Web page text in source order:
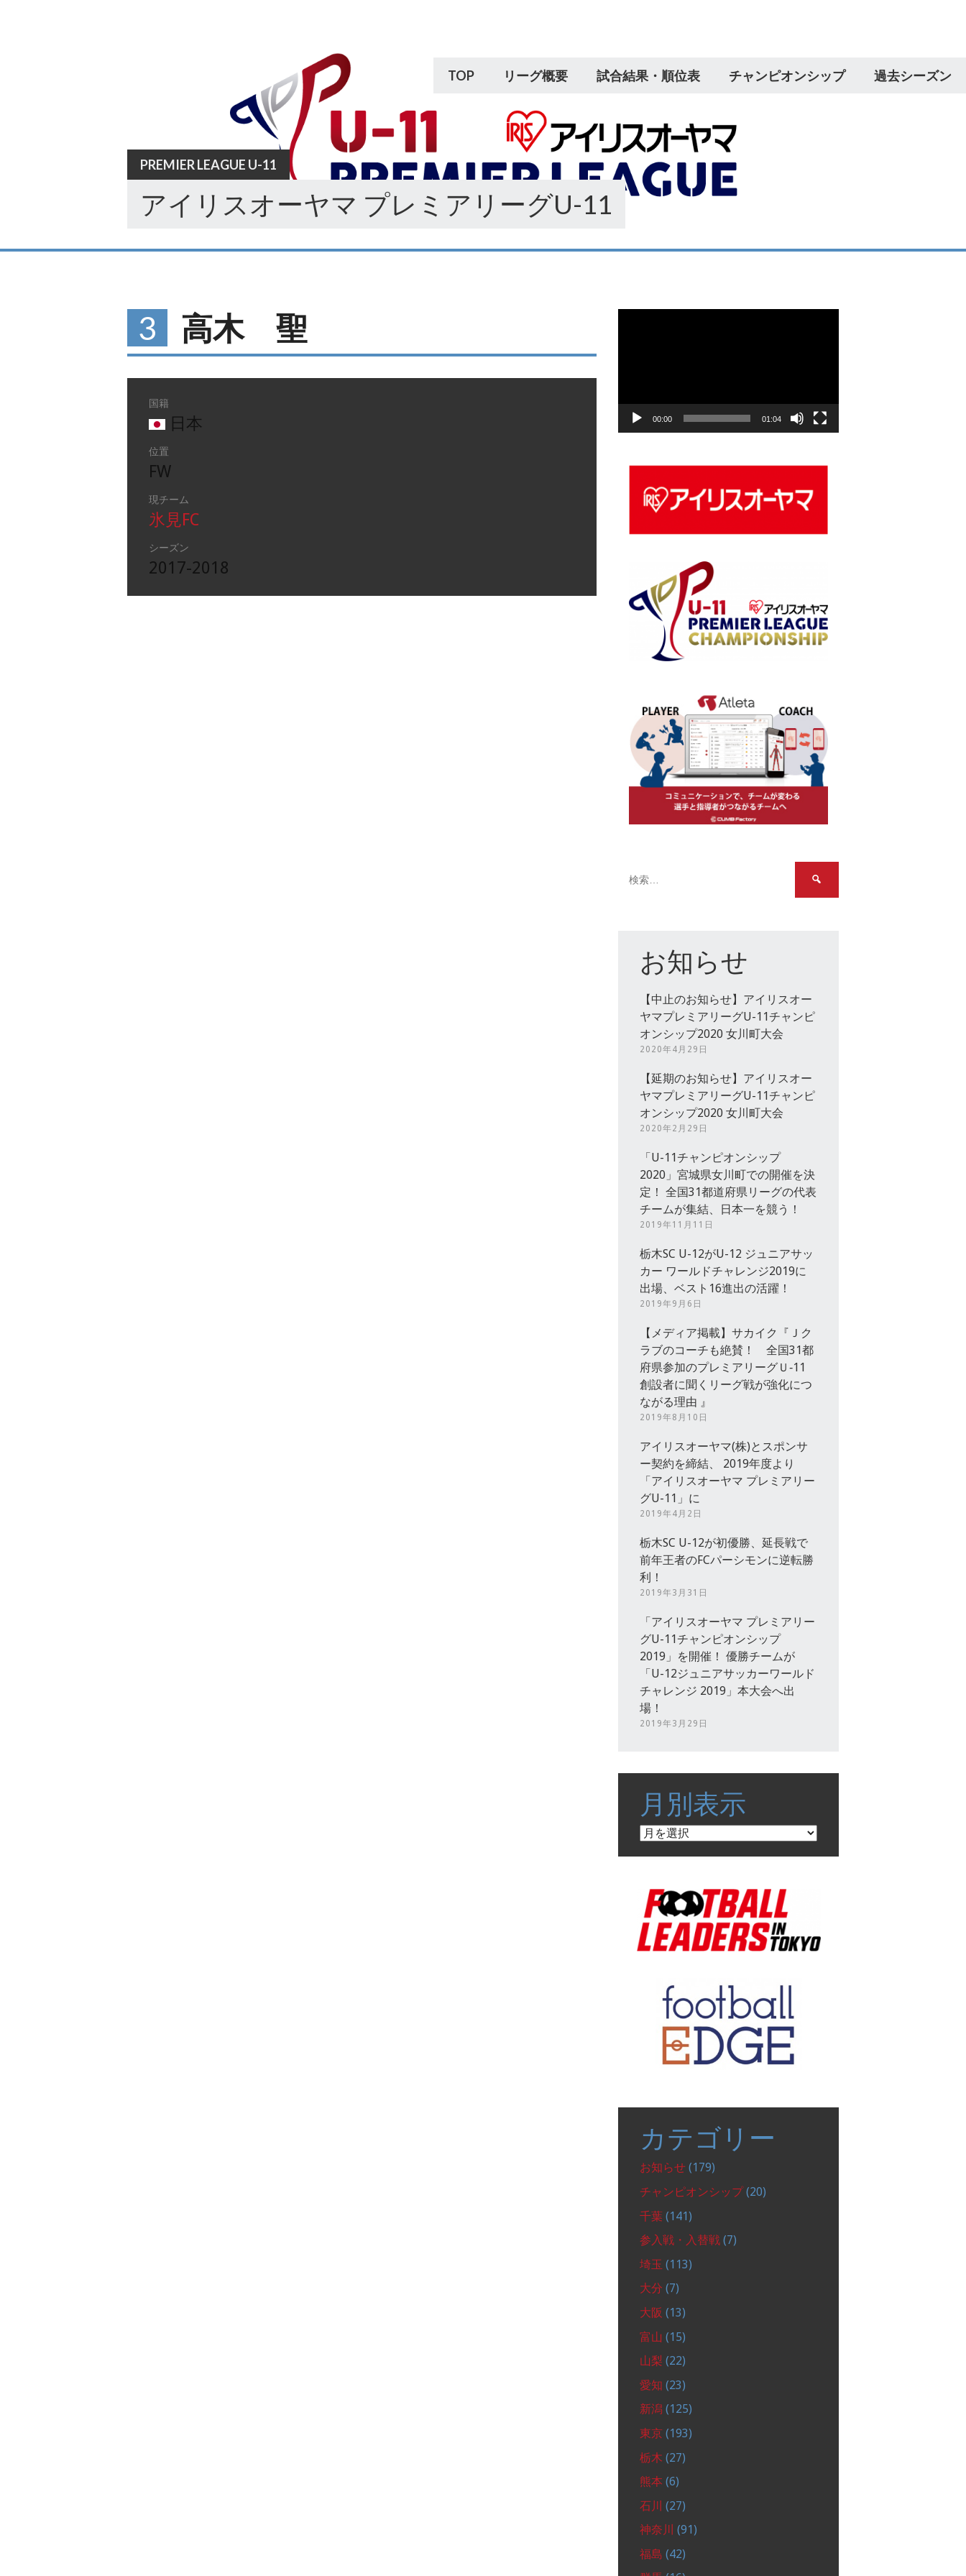
TOP リーグ概要 試合結果・順位表 チャンピオンシップ 過去シーズン
PREMIER LEAGUE U-11
アイリスオーヤマ プレミアリーグU-11
3 高木 聖
国籍
日本
位置
FW
現チーム
氷見FC
シーズン
2017-2018
ヤ
00:00 01:04
お知らせ
【中止のお知らせ】アイリスオー
ヤマプレミアリーグU-11チャンピ
オンシップ2020 女川町大会
2020年4月29日
【延期のお知らせ】アイリスオー
ヤマプレミアリーグU-11チャンピ
オンシップ2020 女川町大会
2020年2月29日
「U-11チャンピオンシップ
2020」宮城県女川町での開催を決
定！ 全国31都道府県リーグの代表
チームが集結、日本一を競う！
2019年11月11日
栃木SC U-12がU-12 ジュニアサッ
カー ワールドチャレンジ2019に
出場、ベスト16進出の活躍！
2019年9月6日
【メディア掲載】サカイク『Ｊク
ラブのコーチも絶賛！ 全国31都
府県参加のプレミアリーグＵ‐11
創設者に聞くリーグ戦が強化につ
ながる理由 』
2019年8月10日
アイリスオーヤマ(株)とスポンサ
ー契約を締結、 2019年度より
「アイリスオーヤマ プレミアリー
グU-11」に
2019年4月2日
栃木SC U-12が初優勝、延長戦で
前年王者のFCパーシモンに逆転勝
利！
2019年3月31日
「アイリスオーヤマ プレミアリー
グU-11チャンピオンシップ
2019」を開催！ 優勝チームが
「U-12ジュニアサッカーワールド
チャレンジ 2019」本大会へ出
場！
2019年3月29日
月別表示
月
カテゴリー
お知らせ (179)
チャンピオンシップ(20)
千葉 (141)
参入戦・入替戦 (7)
埼玉 (113)
大分 (7)
大阪 (13)
富山 (15)
山梨 (22)
愛知 (23)
新潟 (125)
東京 (193)
栃木 (27)
熊本 (6)
石川 (27)
神奈川 (91)
福島 (42)